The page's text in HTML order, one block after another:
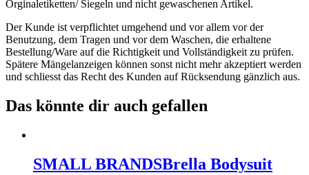
Orginaletiketten/ Siegeln und nicht gewaschenen Artikel.
Der Kunde ist verpflichtet umgehend und vor allem vor der
Benutzung, dem Tragen und vor dem Waschen, die erhaltene
Bestellung/Ware auf die Richtigkeit und Vollständigkeit zu prüfen.
Spätere Mängelanzeigen können sonst nicht mehr akzeptiert werden
und schliesst das Recht des Kunden auf Rücksendung gänzlich aus.
Das könnte dir auch gefallen
SMALL BRANDSBrella Bodysuit